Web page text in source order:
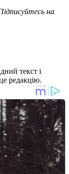
на
текст і
редакцію.